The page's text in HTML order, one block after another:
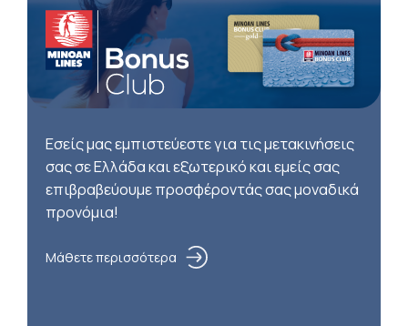
Εσείς μας εμπιστεύεστε για τις μετακινήσεις
σας σε Ελλάδα και εξωτερικό και εμείς σας
επιβραβεύουμε προσφέροντάς σας μοναδικά
προνόμια!
Μάθετε περισσότερα